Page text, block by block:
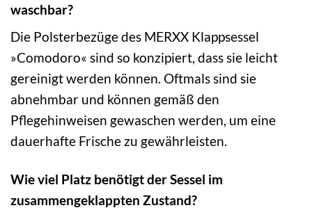
waschbar?
Die Polsterbezüge des MERXX Klappsessel
»Comodoro« sind so konzipiert, dass sie leicht
gereinigt werden können. Oftmals sind sie
abnehmbar und können gemäß den
Pflegehinweisen gewaschen werden, um eine
dauerhafte Frische zu gewährleisten.
Wie viel Platz benötigt der Sessel im
zusammengeklappten Zustand?